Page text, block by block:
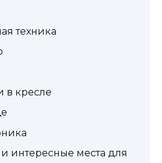
техника
в кресле
интересные места для